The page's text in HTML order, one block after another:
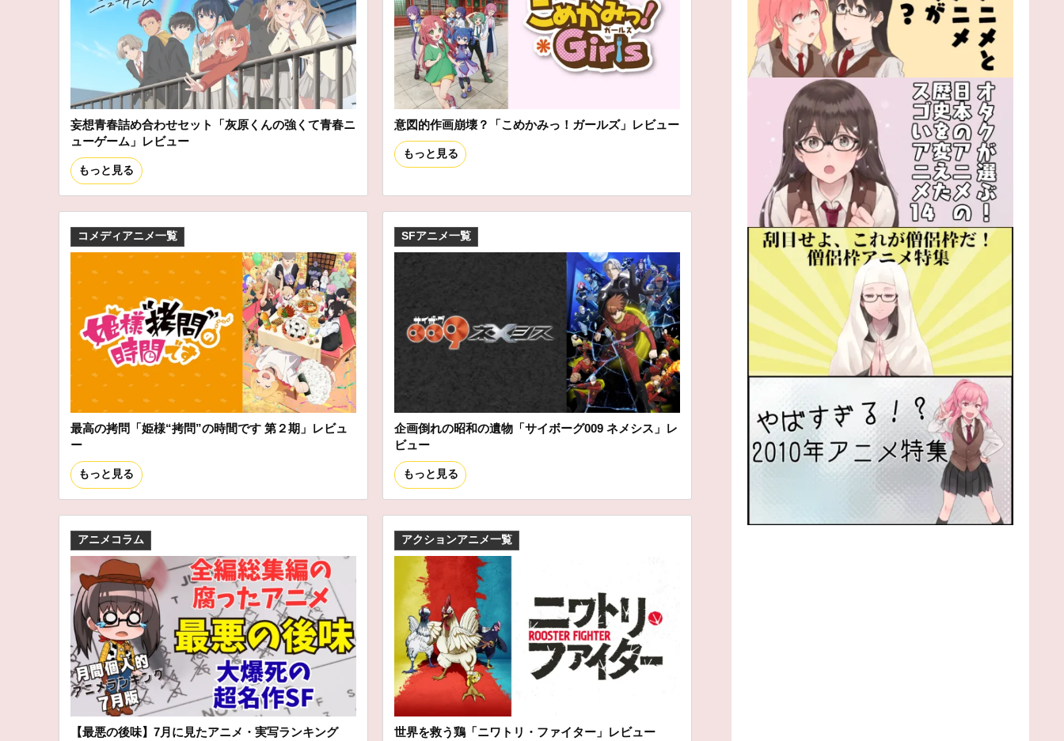
妄想青春詰め合わせセット「灰原くんの強くて青春ニ
ューゲーム」レビュー
もっと見る
意図的作画崩壊？「こめかみっ！ガールズ」レビュー
もっと見る
コメディアニメ一覧
最高の拷問「姫様“拷問”の時間です 第２期」レビュ
ー
もっと見る
SFアニメ一覧
企画倒れの昭和の遺物「サイボーグ009 ネメシス」レ
ビュー
もっと見る
アニメコラム
【最悪の後味】7月に見たアニメ・実写ランキング
アクションアニメ一覧
世界を救う鶏「ニワトリ・ファイター」レビュー